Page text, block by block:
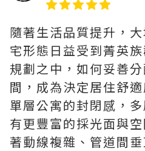
隨著生活品質提升，
宅形態日益受到菁英
規劃之中，如何妥善
間，成為決定居住舒
單層公寓的封閉感，
有更豐富的採光面與
著動線複雜、管道間